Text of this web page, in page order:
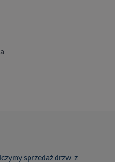
sprzedaż drzwi z